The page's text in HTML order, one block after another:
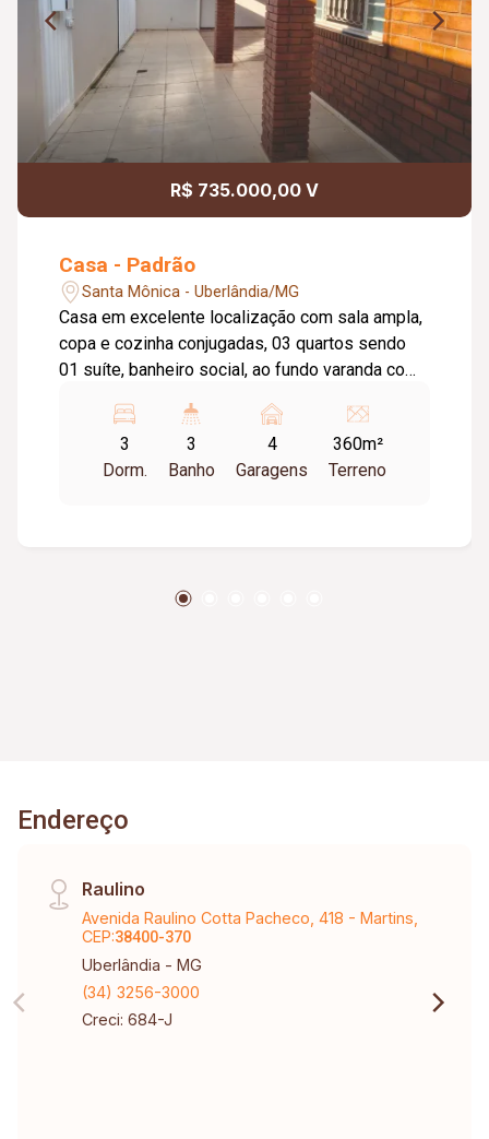
R$ 735.000,00 V
Casa - Padrão
Santa Mônica - Uberlândia/MG
Casa em excelente localização com sala ampla,
copa e cozinha conjugadas, 03 quartos sendo
01 suíte, banheiro social, ao fundo varanda com
3
Dorm.
3
Banho
4
Garagens
360m²
Terreno
Endereço
Raulino
Avenida Raulino Cotta Pacheco, 418 - Martins,
CEP:38400-370
Uberlândia - MG
(34) 3256-3000
Creci: 684-J